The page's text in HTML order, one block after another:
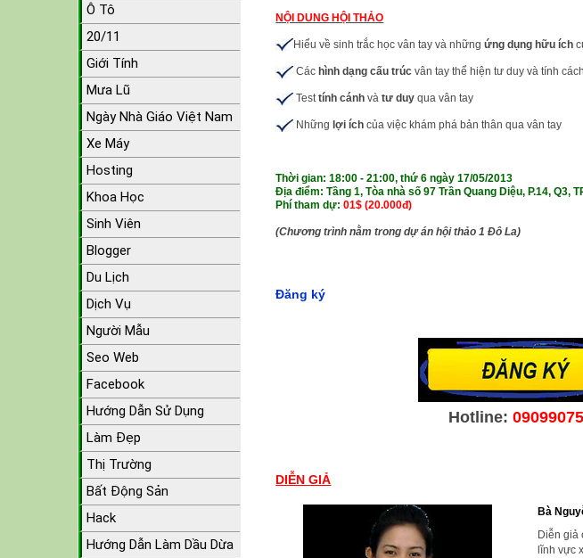
NỘI DUNG HỘI THẢO
Hiểu về sinh trắc học vân tay và nhữngứng dụng hữu ích
Các hình dạng cấu trúc vân tay thể hiện tư duy và tính
Testtính cánh vàtư duyqua vân tay
Những lợi ích của việc khám phá bản thân qua vân tay
Thời gian: 18:00 - 21:00, thứ 6 ngày 17/05/2013
Địa điểm: Tầng 1, Tòa nhà số 97 Trần Quang Diệu, P.14, Q3,
Phí tham dự: 01$ (20.000đ)
(Chương trình nằm trong dự án hội thảo 1 Đô La)
Đăng ký
Hotline:
DIỄN GIẢ
Bà
Diễn giả
lĩnh vực
Ô Tô
20/11
Giới Tính
Mưa Lũ
Ngày Nhà Giáo Việt Nam
Xe Máy
Hosting
Khoa Học
Sinh Viên
Blogger
Du Lịch
Dịch Vụ
Người Mẫu
Seo Web
Facebook
Hướng Dẫn Sử Dụng
Làm Đẹp
Thị Trường
Bất Động Sản
Hack
Hướng Dẫn Làm Dầu Dừa